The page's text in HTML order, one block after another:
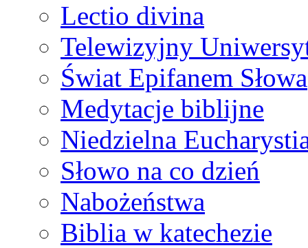
Lectio divina
Telewizyjny
Świat Epifanem Słowa
Medytacje biblijne
Niedzielna
Słowo na co dzień
Nabożeństwa
Biblia w katechezie